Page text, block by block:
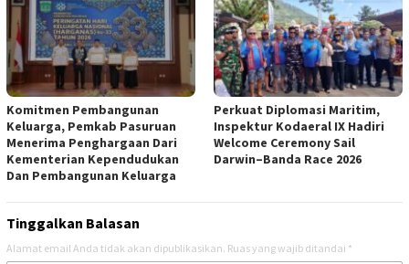
Komitmen Pembangunan
Keluarga, Pemkab Pasuruan
Menerima Penghargaan Dari
Kementerian Kependudukan
Dan Pembangunan Keluarga
Perkuat Diplomasi Maritim,
Inspektur Kodaeral IX Hadiri
Welcome Ceremony Sail
Darwin–Banda Race 2026
Tinggalkan Balasan
Alamat email Anda tidak akan dipublikasikan. Ruas yang wajib ditandai *